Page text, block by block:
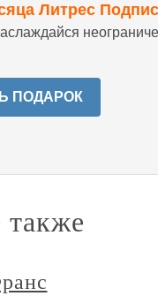
Литрес
ПОДАРОК
также